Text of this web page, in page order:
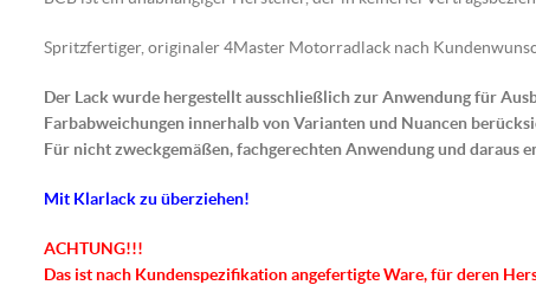
Spritzfertiger, originaler 4Master Motorradlack nach
Der Lack wurde hergestellt ausschließlich zur Anwendung für
Farbabweichungen innerhalb von Varianten und Nuancen
Für nicht zweckgemäßen, fachgerechten Anwendung und daraus
Mit Klarlack zu überziehen!
ACHTUNG!!!
Das ist nach Kundenspezifikation angefertigte Ware, für deren